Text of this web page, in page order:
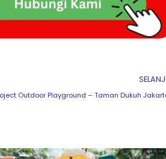
Outdoor Playground – Taman Dukuh